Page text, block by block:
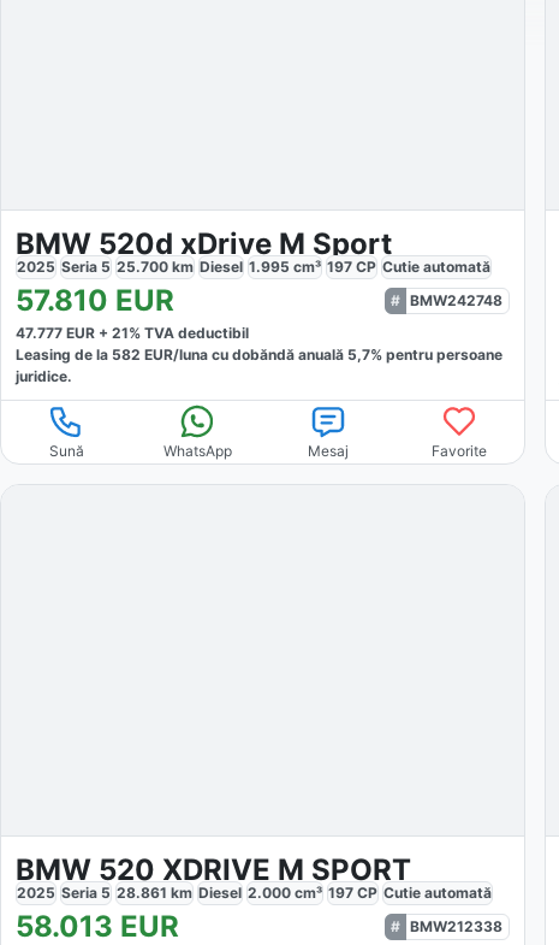
BMW 520d xDrive M Sport
2025 Seria 5 25.700 km Diesel 1.995 cm³ 197 CP Cutie automată
57.810 EUR
BMW242748
47.777 EUR + 21% TVA deductibil
Leasing de la 582 EUR/luna cu dobăndă anuală 5,7% pentru persoane
juridice.
Sună WhatsApp Mesaj Favorite
BMW 520 XDRIVE M SPORT
2025 Seria 5 28.861 km Diesel 2.000 cm³ 197 CP Cutie automată
58.013 EUR
BMW212338